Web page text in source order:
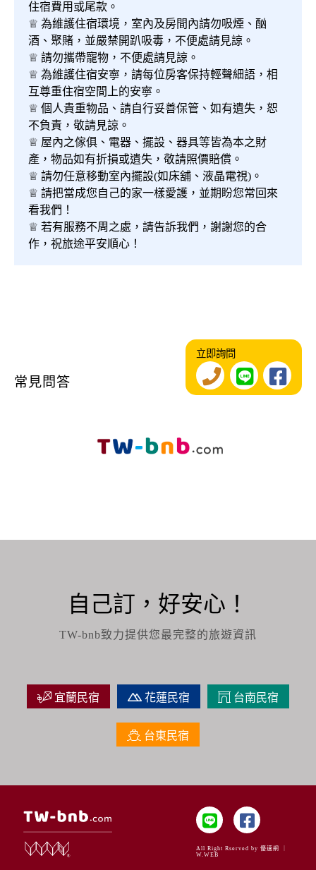
住宿費用或尾款。
♕ 為維護住宿環境，室內及房間內請勿吸煙、酗
酒、聚賭，並嚴禁開趴吸毒，不便處請見諒。
♕ 請勿攜帶寵物，不便處請見諒。
♕ 為維護住宿安寧，請每位房客保持輕聲細語，相
互尊重住宿空間上的安寧。
♕ 個人貴重物品、請自行妥善保管、如有遺失，恕
不負責，敬請見諒。
♕ 屋內之傢俱、電器、擺設、器具等皆為本之財
產，物品如有折損或遺失，敬請照價賠償。
♕ 請勿任意移動室內擺設(如床舖、液晶電視)。
♕ 請把當成您自己的家一樣愛護，並期盼您常回來
看我們！
♕ 若有服務不周之處，請告訴我們，謝謝您的合
作，祝旅途平安順心！
常見問答
立即詢問
自己訂，好安心！
TW-bnb致力提供您最完整的旅遊資訊
宜蘭民宿 花蓮民宿 台南民宿
台東民宿
All Right Rserved by 優速網 ｜
W.WEB